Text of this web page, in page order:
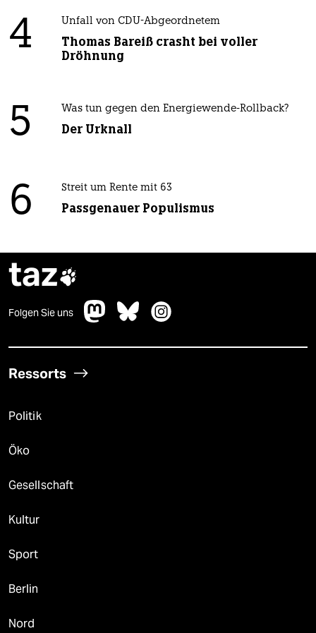
4 Unfall von CDU-Abgeordnetem
Thomas Bareiß crasht bei voller
Dröhnung
5 Was tun gegen den Energiewende-Rollback?
Der Urknall
6 Streit um Rente mit 63
Passgenauer Populismus
taz
Folgen Sie uns
Ressorts
Politik
Öko
Gesellschaft
Kultur
Sport
Berlin
Nord